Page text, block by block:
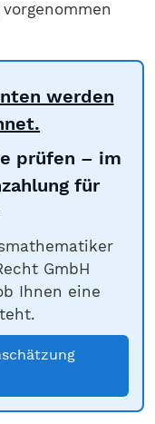
werden
prüfen – im
für
GmbH
Ihnen eine